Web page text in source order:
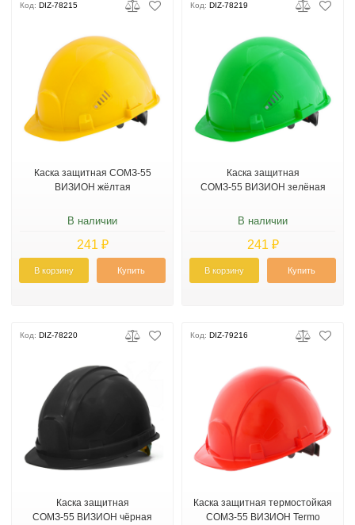
Код: DIZ-78215
Каска защитная СОМЗ-55
ВИЗИОН жёлтая
В наличии
241 ₽
В корзину Купить
Код: DIZ-78219
Каска защитная
СОМЗ-55 ВИЗИОН зелёная
В наличии
241 ₽
В корзину Купить
Код: DIZ-78220
Каска защитная
СОМЗ-55 ВИЗИОН чёрная
Код: DIZ-79216
Каска защитная термостойкая
СОМЗ-55 ВИЗИОН Termo